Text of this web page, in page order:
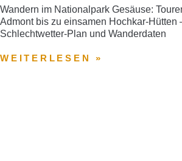
Wandern im Nationalpark Gesäuse:
Admont bis zu einsamen Hochkar-Hütten
Schlechtwetter-Plan und Wanderdaten
WEITERLESEN »